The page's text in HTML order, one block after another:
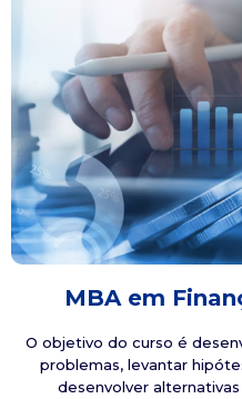
MBA em
O objetivo do curso é
problemas, levantar
desenvolver